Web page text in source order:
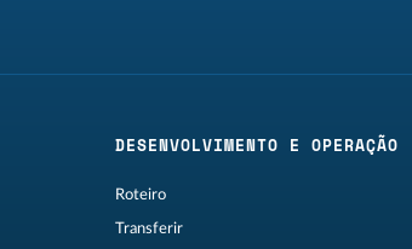
DESENVOLVIMENTO E OPERAÇÃO
Roteiro
Transferir